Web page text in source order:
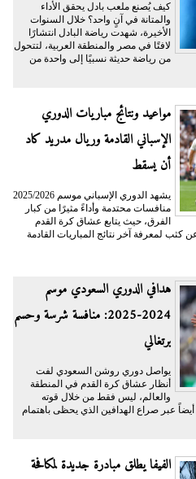
كيف يُصنع ملعب بادل يحقق الأداء
والمتانة في آنٍ واحد؟ خلال السنوات
الأخيرة، شهدت رياضة البادل انتشارًا
لافتًا في مصر والمنطقة العربية، لتتحول
من رياضة حديثة نسبيًا إلى واحدة من
مواعيد ونتائج مباريات الدوري
الإسباني القادمة وريال مدريد كاد
أن يسقط
يشهد الدوري الإسباني موسم 2025/2026
منافسات محتدمة وأداءً مثيرًا من كبار
الفرق، حيث يتابع عشاق كرة القدم
كثب لمعرفة آخر نتائج المباريات القادمة
هدافي الدوري السعودي موسم
2024-2025: منافسة شرسة وحسم
برتغالي
يواصل دوري روشن السعودي لفت
أنظار عشاق كرة القدم في المنطقة
والعالم، ليس فقط من خلال قوته
عبر صراع الهدافين الذي يحظى باهتمام
الفيفا يطلق مبادرة جديدة لمكافحة